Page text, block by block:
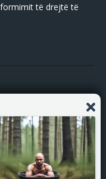
të drejtë të